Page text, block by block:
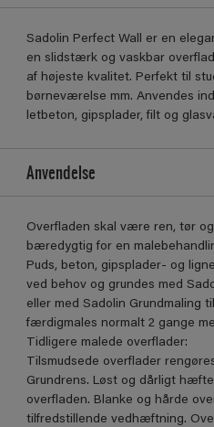
Sadolin Perfect Wall er en
en slidstærk og vaskbar
af højeste kvalitet. Perfekt til
børneværelse mm. Anvendes
letbeton, gipsplader, filt og
Anvendelse
Overfladen skal være ren, tør
bæredygtig for en
Puds, beton, gipsplader- og
ved behov og grundes med
eller med Sadolin Grundmaling
færdigmales normalt 2 gange
Tidligere malede overflader:
Tilsmudsede overflader
Grundrens. Løst og dårligt
overfladen. Blanke og hårde
tilfredstillende vedhæftning.